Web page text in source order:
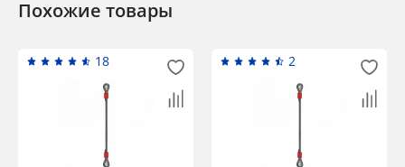
Похожие товары
18 2